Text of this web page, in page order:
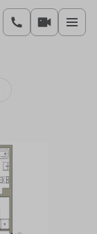
10 344 562 руб.